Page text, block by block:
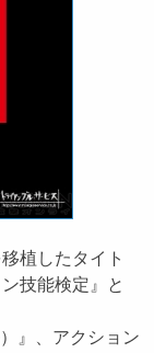
植したタイト
技能検定』と
』、アクション